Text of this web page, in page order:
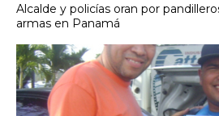
Alcalde y policías oran por
armas en Panamá